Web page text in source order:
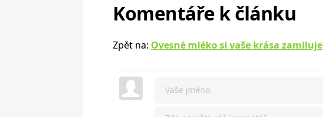
Komentáře k článku
Zpět na: Ovesné mléko si vaše krása zamiluje